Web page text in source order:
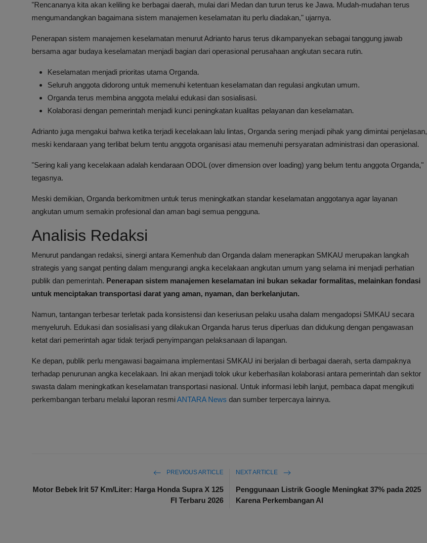
"Rencananya kita akan keliling ke berbagai daerah, mulai dari Medan dan turun terus ke Jawa. Mudah-mudahan terus
mengumandangkan bagaimana sistem manajemen keselamatan itu perlu diadakan," ujarnya.
Penerapan sistem manajemen keselamatan menurut Adrianto harus terus dikampanyekan sebagai tanggung jawab
bersama agar budaya keselamatan menjadi bagian dari operasional perusahaan angkutan secara rutin.
Keselamatan menjadi prioritas utama Organda.
Seluruh anggota didorong untuk memenuhi ketentuan keselamatan dan regulasi angkutan umum.
Organda terus membina anggota melalui edukasi dan sosialisasi.
Kolaborasi dengan pemerintah menjadi kunci peningkatan kualitas pelayanan dan keselamatan.
Adrianto juga mengakui bahwa ketika terjadi kecelakaan lalu lintas, Organda sering menjadi pihak yang dimintai penjelasan,
meski kendaraan yang terlibat belum tentu anggota organisasi atau memenuhi persyaratan administrasi dan operasional.
"Sering kali yang kecelakaan adalah kendaraan ODOL (over dimension over loading) yang belum tentu anggota Organda,"
tegasnya.
Meski demikian, Organda berkomitmen untuk terus meningkatkan standar keselamatan anggotanya agar layanan
angkutan umum semakin profesional dan aman bagi semua pengguna.
Analisis Redaksi
Menurut pandangan redaksi, sinergi antara Kemenhub dan Organda dalam menerapkan SMKAU merupakan langkah
strategis yang sangat penting dalam mengurangi angka kecelakaan angkutan umum yang selama ini menjadi perhatian
publik dan pemerintah. Penerapan sistem manajemen keselamatan ini bukan sekadar formalitas, melainkan fondasi
untuk menciptakan transportasi darat yang aman, nyaman, dan berkelanjutan.
Namun, tantangan terbesar terletak pada konsistensi dan keseriusan pelaku usaha dalam mengadopsi SMKAU secara
menyeluruh. Edukasi dan sosialisasi yang dilakukan Organda harus terus diperluas dan didukung dengan pengawasan
ketat dari pemerintah agar tidak terjadi penyimpangan pelaksanaan di lapangan.
Ke depan, publik perlu mengawasi bagaimana implementasi SMKAU ini berjalan di berbagai daerah, serta dampaknya
terhadap penurunan angka kecelakaan. Ini akan menjadi tolok ukur keberhasilan kolaborasi antara pemerintah dan sektor
swasta dalam meningkatkan keselamatan transportasi nasional. Untuk informasi lebih lanjut, pembaca dapat mengikuti
perkembangan terbaru melalui laporan resmiANTARA News dan sumber terpercaya lainnya.
PREVIOUS ARTICLE
Motor Bebek Irit 57 Km/Liter: Harga Honda Supra X 125
FI Terbaru 2026
NEXT ARTICLE
Penggunaan Listrik Google Meningkat 37% pada 2025
Karena Perkembangan AI